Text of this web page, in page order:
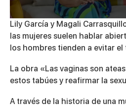
0
seconds
of
5
seconds
Lily García y Magali
las mujeres suelen hablar
los hombres tienden a evitar el
La obra «Las vaginas son
estos tabúes y reafirmar la
A través de la historia de una